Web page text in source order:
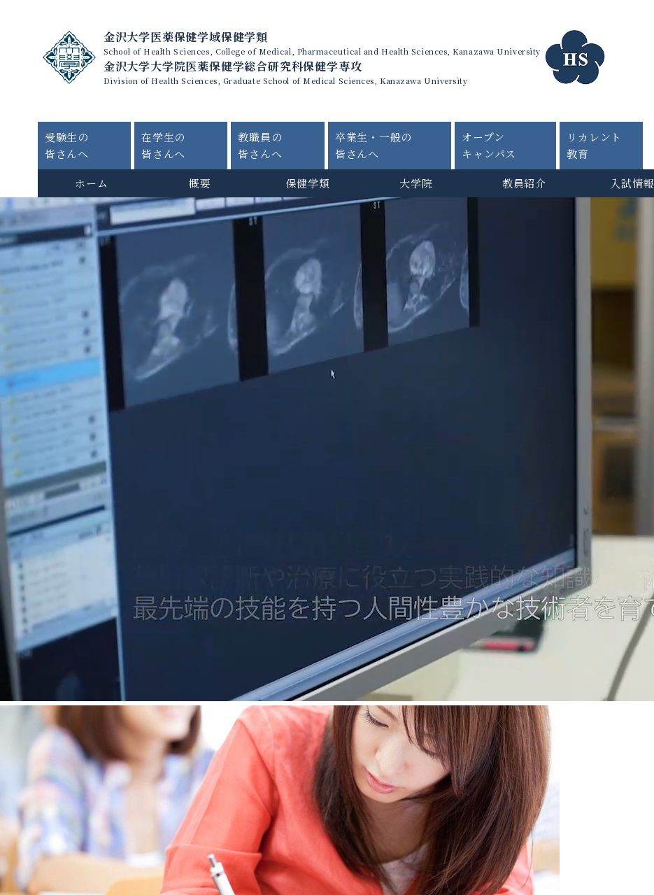
金沢大学医薬保健学域保健学類
School of Health Sciences, College of Medical, Pharmaceutical and Health Sciences, Kanazawa University
金沢大学大学院医薬保健学総合研究科保健学専攻
Division of Health Sciences, Graduate School of Medical Sciences, Kanazawa University
受験生の
皆さんへ
在学生の
皆さんへ
教職員の
皆さんへ
卒業生・一般の
皆さんへ
オープン
キャンパス
リカレント
教育
ホーム
概要 保健学類 大学院 教員紹介 入試情報